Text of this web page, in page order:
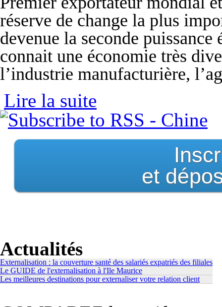
réserve de change la plus
devenue la seconde
connait une économie très
l’industrie manufacturière,
Lire la suite
et
Actualités
Externalisation : la couverture santé des salariés expatriés des filiales
Le GUIDE de l'externalisation à l'Ile Maurice
Les meilleures destinations pour externaliser votre relation client